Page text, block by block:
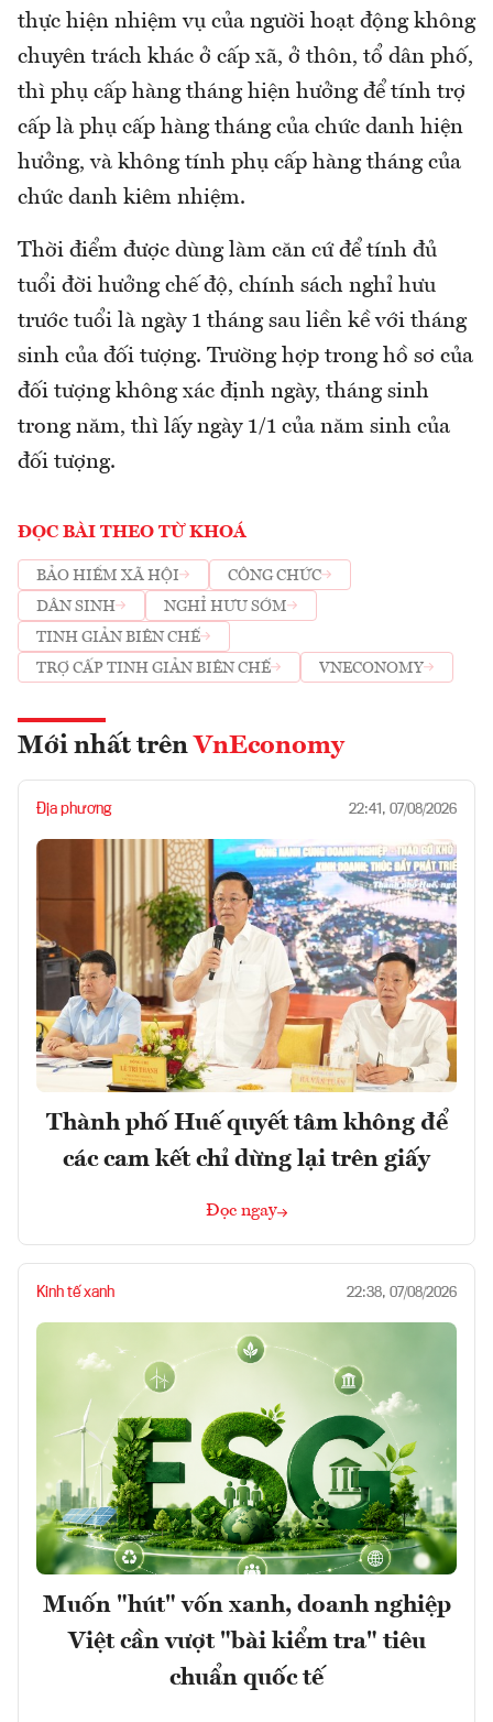
thực hiện nhiệm vụ của người hoạt động không
chuyên trách khác ở cấp xã, ở thôn, tổ dân phố,
thì phụ cấp hàng tháng hiện hưởng để tính trợ
cấp là phụ cấp hàng tháng của chức danh hiện
hưởng, và không tính phụ cấp hàng tháng của
chức danh kiêm nhiệm.
Thời điểm được dùng làm căn cứ để tính đủ
tuổi đời hưởng chế độ, chính sách nghỉ hưu
trước tuổi là ngày 1 tháng sau liền kề với tháng
sinh của đối tượng. Trường hợp trong hồ sơ của
đối tượng không xác định ngày, tháng sinh
trong năm, thì lấy ngày 1/1 của năm sinh của
đối tượng.
ĐỌC BÀI THEO TỪ KHOÁ
BẢO HIỂM XÃ HỘI
CÔNG CHỨC
DÂN SINH
NGHỈ HƯU SỚM
TINH GIẢN BIÊN CHẾ
TRỢ CẤP TINH GIẢN BIÊN CHẾ
VNECONOMY
Mới nhất trên VnEconomy
Địa phương 22:41, 07/08/2026
Thành phố Huế quyết tâm không để
các cam kết chỉ dừng lại trên giấy
Đọc ngay
Kinh tế xanh 22:38, 07/08/2026
Muốn "hút" vốn xanh, doanh nghiệp
Việt cần vượt "bài kiểm tra" tiêu
chuẩn quốc tế